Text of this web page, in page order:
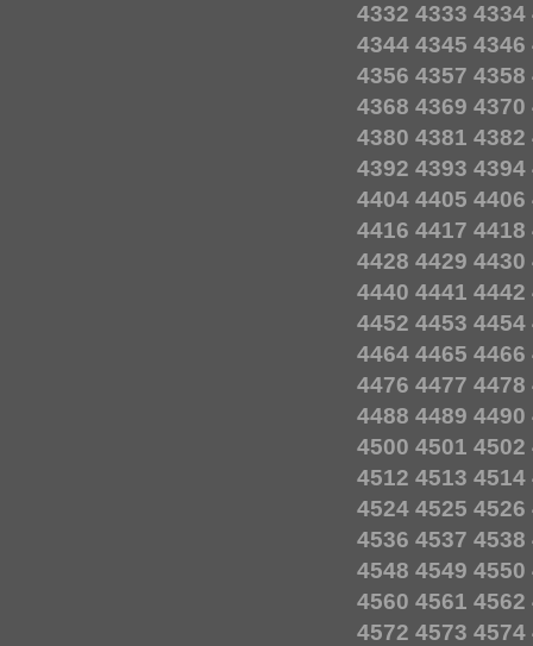
4332 4333 4334
4344 4345 4346
4356 4357 4358
4368 4369 4370
4380 4381 4382
4392 4393 4394
4404 4405 4406
4416 4417 4418
4428 4429 4430
4440 4441 4442
4452 4453 4454
4464 4465 4466
4476 4477 4478
4488 4489 4490
4500 4501 4502
4512 4513 4514
4524 4525 4526
4536 4537 4538
4548 4549 4550
4560 4561 4562
4572 4573 4574